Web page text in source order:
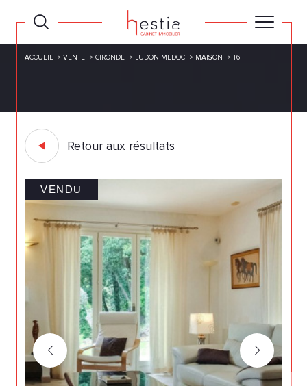
ACCUEIL VENTE GIRONDE LUDON MEDOC MAISON T6
Retour aux résultats
VENDU